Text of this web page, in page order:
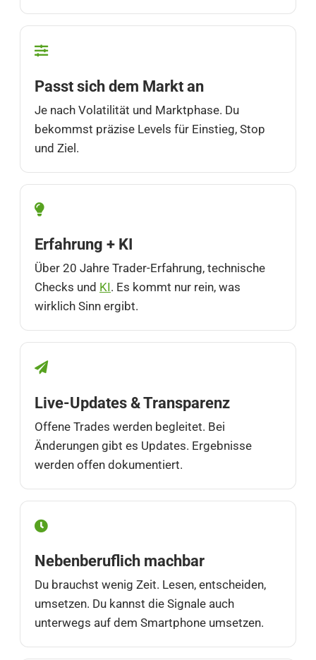
Passt sich dem Markt an
Je nach Volatilität und Marktphase. Du
bekommst präzise Levels für Einstieg, Stop
und Ziel.
Erfahrung + KI
Über 20 Jahre Trader-Erfahrung, technische
Checks und KI. Es kommt nur rein, was
wirklich Sinn ergibt.
Live-Updates & Transparenz
Offene Trades werden begleitet. Bei
Änderungen gibt es Updates. Ergebnisse
werden offen dokumentiert.
Nebenberuflich machbar
Du brauchst wenig Zeit. Lesen, entscheiden,
umsetzen. Du kannst die Signale auch
unterwegs auf dem Smartphone umsetzen.